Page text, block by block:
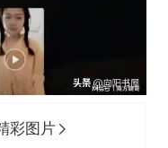
彩图片